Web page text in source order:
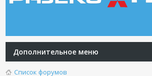
Дополнительное меню
Список форумов